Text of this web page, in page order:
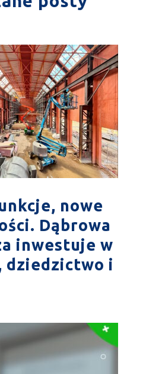
nowe
Dąbrowa
inwestuje w
dziedzictwo i